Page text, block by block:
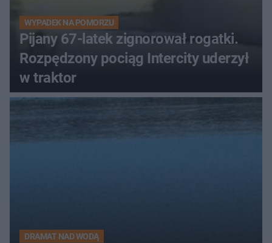
WYPADEK NA POMORZU
Pijany 67-latek zignorował rogatki.
Rozpędzony pociąg Intercity uderzył
w traktor
DRAMAT NAD WODĄ